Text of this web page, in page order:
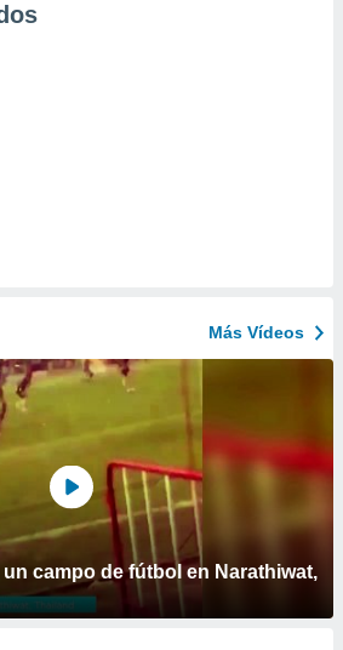
Más Vídeos
campo de fútbol en Narathiwat,